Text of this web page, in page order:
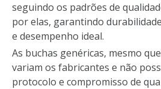
seguindo os padrões de
por elas, garantindo
e desempenho ideal.
As buchas genéricas, mesmo
variam os fabricantes e não
protocolo e compromisso de